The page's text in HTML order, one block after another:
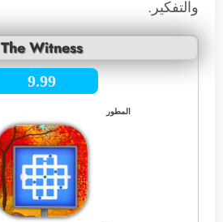
والتفكير.
The Witness
9.99
المطور